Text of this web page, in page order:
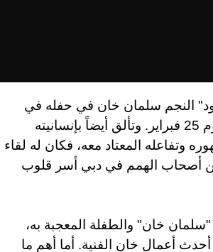
النجم سلمان خان في حفله في
إكسبو 2020 دبي يوم 25 فبراير. وتألق أيضاً بإنسانيته
وتفاعله المعتاد معه، فكان له لقاء
أصحاب الهمم في دبي أسر قلوب
خان" والطفلة المعجبة به،
أحدث أعمال خان الفنية. أما أهم ما